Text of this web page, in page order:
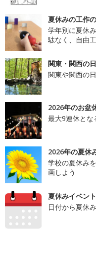
夏休みの工作
学年別に夏休
駄なく、自由
関東・関西の
関東や関西の
2026年のお盆
最大9連休とな
2026年の夏休
学校の夏休み
画しよう
夏休みイベン
日付から夏休